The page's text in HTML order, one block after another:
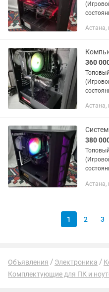
Астана,
360
Астана,
380
Астана,
1 2 3
Объявления Электроника
Комплектующие для ПК и